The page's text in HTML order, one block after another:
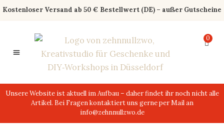
Zum
Kostenloser Versand ab 50 € Bestellwert (DE) – außer Gutscheine
0
Unsere Website ist aktuell im Aufbau – daher findet ihr noch nicht alle
Artikel. Bei Fragen kontaktiert uns gerne per Mail an
info@zehnnullzwo.de